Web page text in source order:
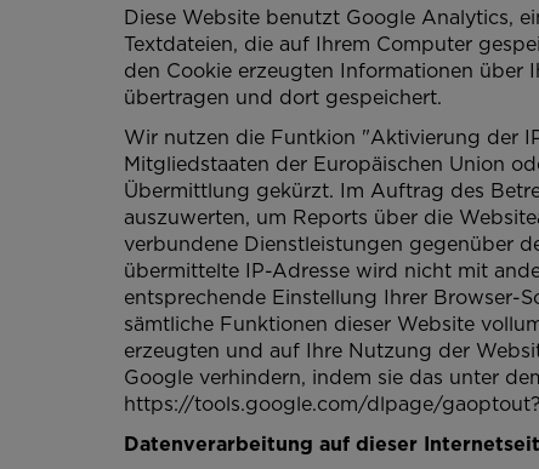
Diese Website benutzt Google Analytics,
Textdateien, die auf Ihrem Computer
den Cookie erzeugten Informationen über
übertragen und dort gespeichert.
Wir nutzen die Funtkion "Aktivierung der
Mitgliedstaaten der Europäischen Union
Übermittlung gekürzt. Im Auftrag des
auszuwerten, um Reports über die
verbundene Dienstleistungen gegenüber
übermittelte IP-Adresse wird nicht mit
entsprechende Einstellung Ihrer Browser-
sämtliche Funktionen dieser Website
erzeugten und auf Ihre Nutzung der
Google verhindern, indem sie das unter
https://tools.google.com/dlpage/
Datenverarbeitung auf dieser